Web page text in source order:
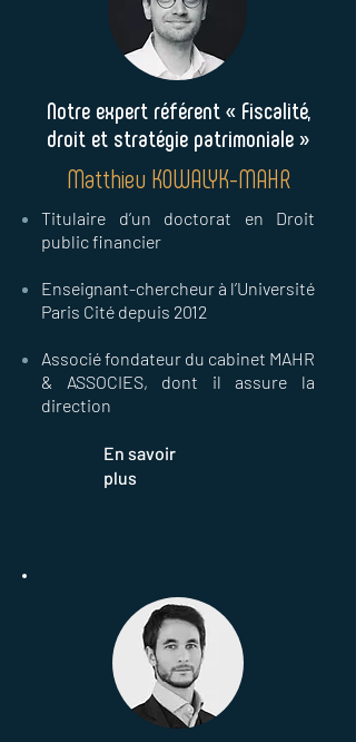
Notre expert référent « Fiscalité,
droit et stratégie patrimoniale »
Matthieu KOWALYK-MAHR
Titulaire d’un doctorat en Droit
public financier
Enseignant-chercheur à l’Université
Paris Cité depuis 2012
Associé fondateur du cabinet MAHR
& ASSOCIES, dont il assure la
direction
En savoir
plus